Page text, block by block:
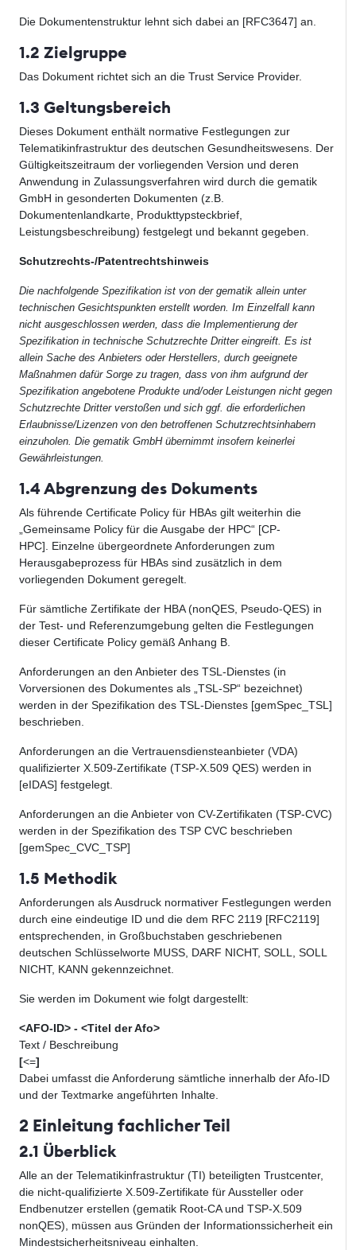
Die Dokumentenstruktur lehnt sich dabei an [RFC3647] an.
1.2 Zielgruppe
Das Dokument richtet sich an die Trust Service Provider.
1.3 Geltungsbereich
Dieses Dokument enthält normative Festlegungen zur
Telematikinfrastruktur des deutschen Gesundheitswesens. Der
Gültigkeitszeitraum der vorliegenden Version und deren
Anwendung in Zulassungsverfahren wird durch die gematik
GmbH in gesonderten Dokumenten (z.B.
Dokumentenlandkarte, Produkttypsteckbrief,
Leistungsbeschreibung) festgelegt und bekannt gegeben.
Schutzrechts-/Patentrechtshinweis
Die nachfolgende Spezifikation ist von der gematik allein unter
technischen Gesichtspunkten erstellt worden. Im Einzelfall kann
nicht ausgeschlossen werden, dass die Implementierung der
Spezifikation in technische Schutzrechte Dritter eingreift. Es ist
allein Sache des Anbieters oder Herstellers, durch geeignete
Maßnahmen dafür Sorge zu tragen, dass von ihm aufgrund der
Spezifikation angebotene Produkte und/oder Leistungen nicht gegen
Schutzrechte Dritter verstoßen und sich ggf. die erforderlichen
Erlaubnisse/Lizenzen von den betroffenen Schutzrechtsinhabern
einzuholen. Die gematik GmbH übernimmt insofern keinerlei
Gewährleistungen.
1.4 Abgrenzung des Dokuments
Als führende Certificate Policy für HBAs gilt weiterhin die
„Gemeinsame Policy für die Ausgabe der HPC“ [CP-
HPC]. Einzelne übergeordnete Anforderungen zum
Herausgabeprozess für HBAs sind zusätzlich in dem
vorliegenden Dokument geregelt.
Für sämtliche Zertifikate der HBA (nonQES, Pseudo-QES) in
der Test- und Referenzumgebung gelten die Festlegungen
dieser Certificate Policy gemäß Anhang B.
Anforderungen an den Anbieter des TSL-Dienstes (in
Vorversionen des Dokumentes als „TSL-SP“ bezeichnet)
werden in der Spezifikation des TSL-Dienstes [gemSpec_TSL]
beschrieben.
Anforderungen an die Vertrauensdiensteanbieter (VDA)
qualifizierter X.509-Zertifikate (TSP-X.509 QES) werden in
[eIDAS] festgelegt.
Anforderungen an die Anbieter von CV-Zertifikaten (TSP-CVC)
werden in der Spezifikation des TSP CVC beschrieben
[gemSpec_CVC_TSP]
1.5 Methodik
Anforderungen als Ausdruck normativer Festlegungen werden
durch eine eindeutige ID und die dem RFC 2119 [RFC2119]
entsprechenden, in Großbuchstaben geschriebenen
deutschen Schlüsselworte MUSS, DARF NICHT, SOLL, SOLL
NICHT, KANN gekennzeichnet.
Sie werden im Dokument wie folgt dargestellt:
<AFO-ID> - <Titel der Afo>
Text / Beschreibung
[<=]
Dabei umfasst die Anforderung sämtliche innerhalb der Afo-ID
und der Textmarke angeführten Inhalte.
2 Einleitung fachlicher Teil
2.1 Überblick
Alle an der Telematikinfrastruktur (TI) beteiligten Trustcenter,
die nicht-qualifizierte X.509-Zertifikate für Aussteller oder
Endbenutzer erstellen (gematik Root-CA und TSP-X.509
nonQES), müssen aus Gründen der Informationssicherheit ein
Mindestsicherheitsniveau einhalten.